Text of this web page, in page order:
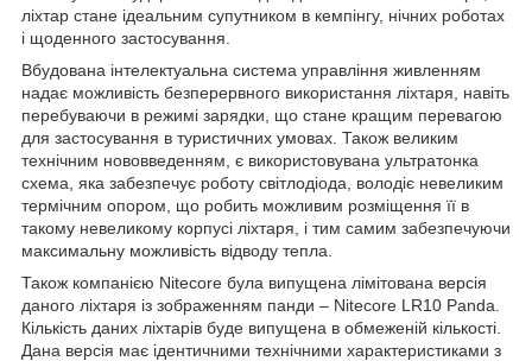
ліхтар стане ідеальним супутником в кемпінгу, нічних роботах
і щоденного застосування.
Вбудована інтелектуальна система управління живленням
надає можливість безперервного використання ліхтаря, навіть
перебуваючи в режимі зарядки, що стане кращим перевагою
для застосування в туристичних умовах. Також великим
технічним нововведенням, є використовувана ультратонка
схема, яка забезпечує роботу світлодіода, володіє невеликим
термічним опором, що робить можливим розміщення її в
такому невеликому корпусі ліхтаря, і тим самим забезпечуючи
максимальну можливість відводу тепла.
Також компанією Nitecore була випущена лімітована версія
даного ліхтаря із зображенням панди – Nitecore LR10 Panda.
Кількість даних ліхтарів буде випущена в обмеженій кількості.
Дана версія має ідентичними технічними характеристиками з